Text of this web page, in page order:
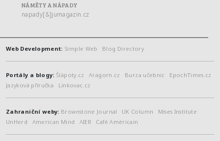
NÁMĚTY A NÁPADY
napady[&]jumagazin.cz
Web Development: Simple Web Blog Directory
Portály a blogy:Šlápoty.cz Aragorn.cz Burza učebnic
EpochTimes.cz
Jazyková příručka
Linkovac.cz
Zahraniční weby: Brownstone Journal UK Column
Mises Institute
UnHerd
American Mind AIER Café Américain